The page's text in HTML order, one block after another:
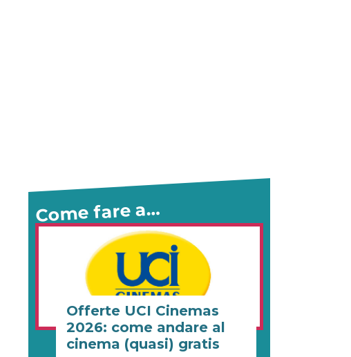
Come fare a…
Offerte UCI Cinemas
2026: come andare al
cinema (quasi) gratis